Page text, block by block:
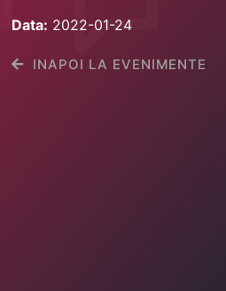
Data: 2022-01-24
INAPOI LA EVENIMENTE